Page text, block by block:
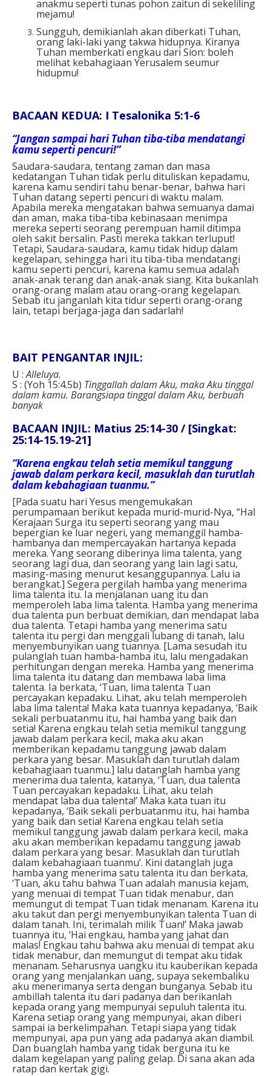
anakmu seperti tunas pohon zaitun di sekeliling
mejamu!
Sungguh, demikianlah akan diberkati Tuhan,
orang laki-laki yang takwa hidupnya. Kiranya
Tuhan memberkati engkau dari Sion: boleh
melihat kebahagiaan Yerusalem seumur
hidupmu!
BACAAN KEDUA: I Tesalonika 5:1-6
“Jangan sampai hari Tuhan tiba-tiba mendatangi
kamu seperti pencuri!”
Saudara-saudara, tentang zaman dan masa
kedatangan Tuhan tidak perlu dituliskan kepadamu,
karena kamu sendiri tahu benar-benar, bahwa hari
Tuhan datang seperti pencuri di waktu malam.
Apabila mereka mengatakan bahwa semuanya damai
dan aman, maka tiba-tiba kebinasaan menimpa
mereka seperti seorang perempuan hamil ditimpa
oleh sakit bersalin. Pasti mereka takkan terluput!
Tetapi, Saudara-saudara, kamu tidak hidup dalam
kegelapan, sehingga hari itu tiba-tiba mendatangi
kamu seperti pencuri, karena kamu semua adalah
anak-anak terang dan anak-anak siang. Kita bukanlah
orang-orang malam atau orang-orang kegelapan.
Sebab itu janganlah kita tidur seperti orang-orang
lain, tetapi berjaga-jaga dan sadarlah!
BAIT PENGANTAR INJIL:
U :Alleluya.
S : (Yoh 15:4.5b) Tinggallah dalam Aku, maka Aku tinggal
dalam kamu. Barangsiapa tinggal dalam Aku, berbuah
banyak
BACAAN INJIL: Matius 25:14-30 / [Singkat:
25:14-15.19-21]
“Karena engkau telah setia memikul tanggung
jawab dalam perkara kecil, masuklah dan turutlah
dalam kebahagiaan tuanmu.”
[Pada suatu hari Yesus mengemukakan
perumpamaan berikut kepada murid-murid-Nya, “Hal
Kerajaan Surga itu seperti seorang yang mau
bepergian ke luar negeri, yang memanggil hamba-
hambanya dan mempercayakan hartanya kepada
mereka. Yang seorang diberinya lima talenta, yang
seorang lagi dua, dan seorang yang lain lagi satu,
masing-masing menurut kesanggupannya. Lalu ia
berangkat.] Segera pergilah hamba yang menerima
lima talenta itu. Ia menjalanan uang itu dan
memperoleh laba lima talenta. Hamba yang menerima
dua talenta pun berbuat demikian, dan mendapat laba
dua talenta. Tetapi hamba yang menerima satu
talenta itu pergi dan menggali lubang di tanah, lalu
menyembunyikan uang tuannya. [Lama sesudah itu
pulanglah tuan hamba-hamba itu, lalu mengadakan
perhitungan dengan mereka. Hamba yang menerima
lima talenta itu datang dan membawa laba lima
talenta. Ia berkata, ‘Tuan, lima talenta Tuan
percayakan kepadaku. Lihat, aku telah memperoleh
laba lima talenta! Maka kata tuannya kepadanya, ‘Baik
sekali perbuatanmu itu, hai hamba yang baik dan
setia! Karena engkau telah setia memikul tanggung
jawab dalam perkara kecil, maka aku akan
memberikan kepadamu tanggung jawab dalam
perkara yang besar. Masuklah dan turutlah dalam
kebahagiaan tuanmu.] lalu datanglah hamba yang
menerima dua talenta, katanya, ‘Tuan, dua talenta
Tuan percayakan kepadaku. Lihat, aku telah
mendapat laba dua talenta!’ Maka kata tuan itu
kepadanya, ‘Baik sekali perbuatanmu itu, hai hamba
yang baik dan setia! Karena engkau telah setia
memikul tanggung jawab dalam perkara kecil, maka
aku akan memberikan kepadamu tanggung jawab
dalam perkara yang besar. Masuklah dan turutlah
dalam kebahagiaan tuanmu’. Kini datanglah juga
hamba yang menerima satu talenta itu dan berkata,
‘Tuan, aku tahu bahwa Tuan adalah manusia kejam,
yang menuai di tempat Tuan tidak menabur, dan
memungut di tempat Tuan tidak menanam. Karena itu
aku takut dan pergi menyembunyikan talenta Tuan di
dalam tanah. Ini, terimalah milik Tuan!’ Maka jawab
tuannya itu, ‘Hai engkau, hamba yang jahat dan
malas! Engkau tahu bahwa aku menuai di tempat aku
tidak menabur, dan memungut di tempat aku tidak
menanam. Seharusnya uangku itu kauberikan kepada
orang yang menjalankan uang, supaya sekembaliku
aku menerimanya serta dengan bunganya. Sebab itu
ambillah talenta itu dari padanya dan berikanlah
kepada orang yang mempunyai sepuluh talenta itu.
Karena setiap orang yang mempunyai, akan diberi
sampai ia berkelimpahan. Tetapi siapa yang tidak
mempunyai, apa pun yang ada padanya akan diambil.
Dan buanglah hamba yang tidak berguna itu ke
dalam kegelapan yang paling gelap. Di sana akan ada
ratap dan kertak gigi.